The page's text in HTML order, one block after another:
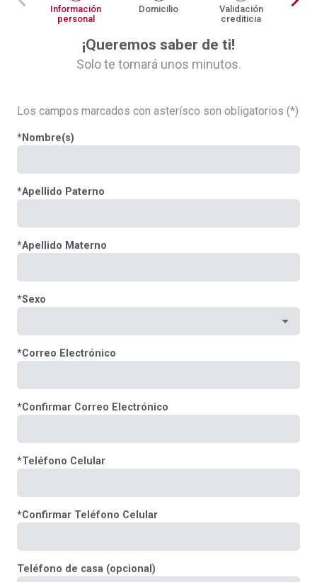
Información
personal
Domicilio
Validación
crediticia
¡Queremos saber de ti!
Solo te tomará unos minutos.
Los campos marcados con asterísco son obligatorios (*)
*Nombre(s)
*Apellido Paterno
*Apellido Materno
*Sexo
*Correo Electrónico
*Confirmar Correo Electrónico
*Teléfono Celular
*Confirmar Teléfono Celular
Teléfono de casa (opcional)